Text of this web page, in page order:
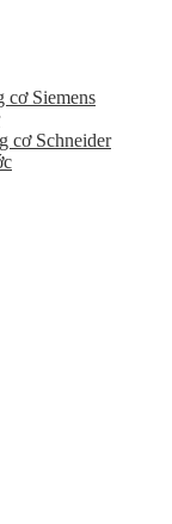
cơ Siemens
cơ Schneider